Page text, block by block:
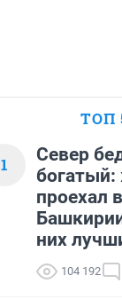
ТОП
1
Север
богатый:
проехал
них
104 192